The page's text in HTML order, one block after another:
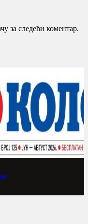
за следећи коментар.